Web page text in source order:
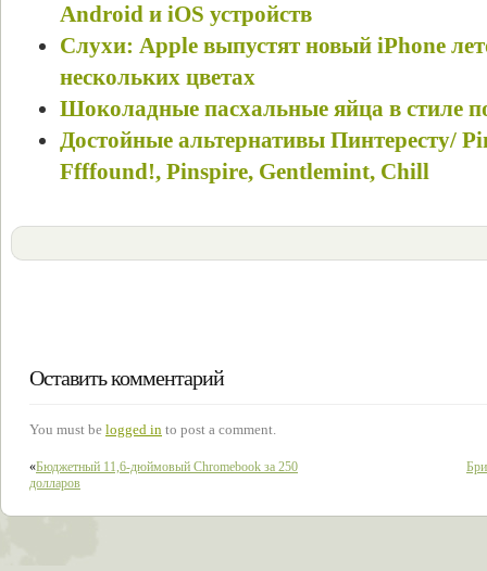
Android и iOS устройств
Слухи: Apple выпустят новый iPhone
нескольких цветах
Шоколадные пасхальные яйца в стиле
Достойные альтернативы Пинтересту/
Ffffound!, Pinspire, Gentlemint, Chill
Оставить комментарий
You must be logged in to post a comment.
«Бюджетный 11,6-дюймовый Chromebook за 250
долларов